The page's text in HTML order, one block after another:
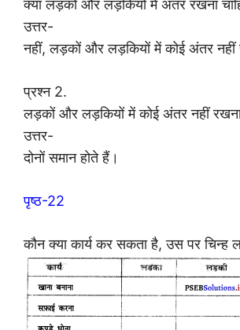
क्या लड़कों और लड़कियों में अंतर रखना
उत्तर-
नहीं, लड़कों और लड़कियों में कोई अंतर नहीं
प्रश्न 2.
लड़कों और लड़कियों में कोई अंतर नहीं रखना
उत्तर-
दोनों समान होते हैं।
पृष्ठ-22
कौन क्या कार्य कर सकता है, उस पर चिन्ह